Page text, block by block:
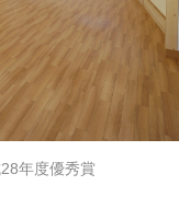
年度優秀賞